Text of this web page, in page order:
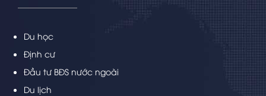
Du học
Định cư
Đầu tư BĐS nước ngoài
Du lịch